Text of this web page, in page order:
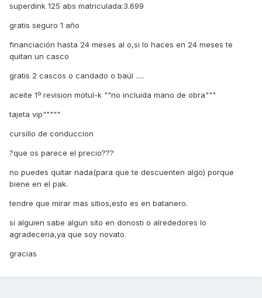
superdink 125 abs matriculada:3.699
gratis seguro 1 año
financiación hasta 24 meses al o,si lo haces en 24 meses te
quitan un casco
gratis 2 cascos o candado o baúl .....
aceite 1º revision motul-k ""no incluida mano de obra"""
tajeta vip"""""
cursillo de conduccion
?que os parece el precio???
no puedes quitar nada(para que te descuenten algo) porque
biene en el pak.
tendre que mirar mas sitios,esto es en batanero.
si alguien sabe algun sito en donosti o alrededores lo
agradeceria,ya que soy novato.
gracias